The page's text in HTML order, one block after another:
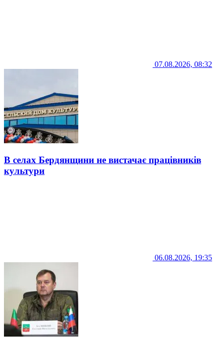
07.08.2026, 08:32
В селах Бердянщини не вистачає працівників
культури
06.08.2026, 19:35